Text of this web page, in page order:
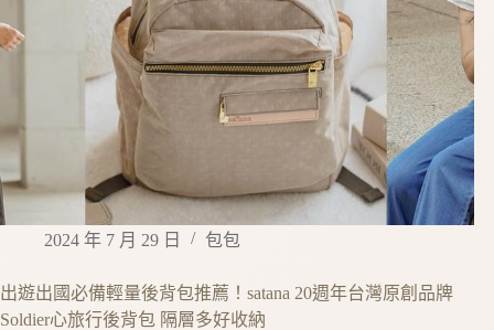
2024 年 7 月 29 日 包包
出遊出國必備輕量後背包推薦！satana 20週年台灣原創品牌
Soldier心旅行後背包 隔層多好收納